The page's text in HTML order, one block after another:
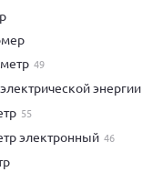
49
электрической энергии
55
электронный 46